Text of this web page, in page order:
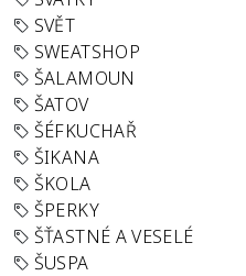
SVĚT
SWEATSHOP
ŠALAMOUN
ŠATOV
ŠÉFKUCHAŘ
ŠIKANA
ŠKOLA
ŠPERKY
ŠŤASTNÉ A VESELÉ
ŠUSPA